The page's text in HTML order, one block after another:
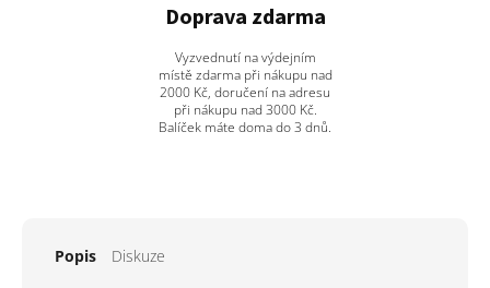
Doprava zdarma
Vyzvednutí na výdejním
místě zdarma při nákupu nad
2000 Kč, doručení na adresu
při nákupu nad 3000 Kč.
Balíček máte doma do 3 dnů.
Popis Diskuze